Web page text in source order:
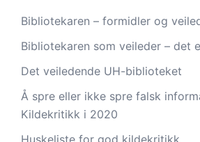
Bibliotekaren – formidler og
Bibliotekaren som veileder – det
Det veiledende UH-biblioteket
Å spre eller ikke spre falsk
Kildekritikk i 2020